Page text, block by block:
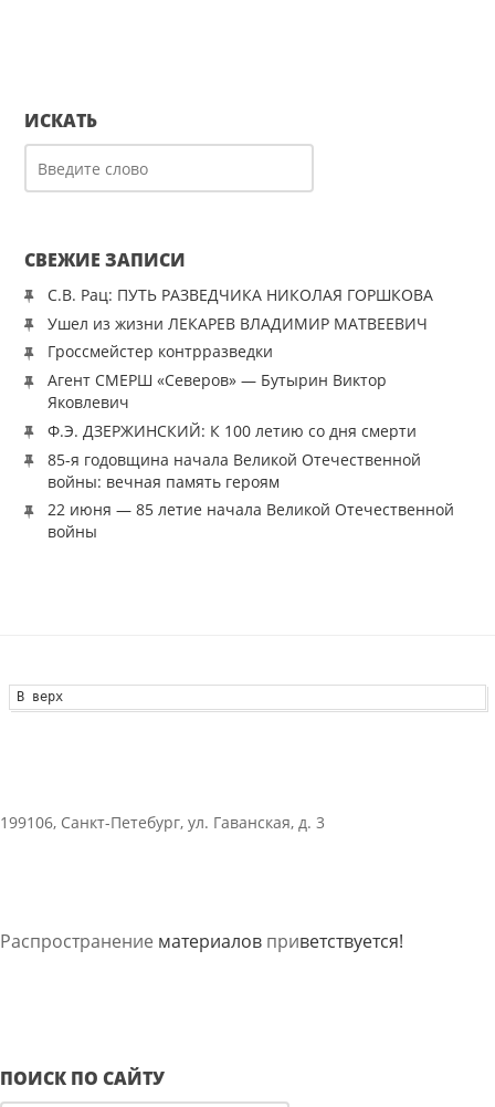
ИСКАТЬ
СВЕЖИЕ ЗАПИСИ
С.В. Рац: ПУТЬ РАЗВЕДЧИКА НИКОЛАЯ ГОРШКОВА
Ушел из жизни ЛЕКАРЕВ ВЛАДИМИР МАТВЕЕВИЧ
Гроссмейстер контрразведки
Агент СМЕРШ «Северов» — Бутырин Виктор
Яковлевич
Ф.Э. ДЗЕРЖИНСКИЙ: К 100 летию со дня смерти
85-я годовщина начала Великой Отечественной
войны: вечная память героям
22 июня — 85 летие начала Великой Отечественной
войны
В верх
199106, Санкт-Петебург, ул. Гаванская, д. 3
Распространение материалов приветствуется!
ПОИСК ПО САЙТУ